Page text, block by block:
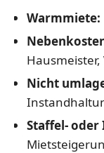
Warmmiete:
Nicht
Staffel-